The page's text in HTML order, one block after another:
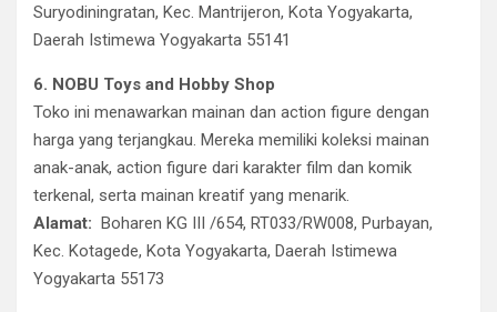
Suryodiningratan, Kec. Mantrijeron, Kota Yogyakarta,
Daerah Istimewa Yogyakarta 55141
6. NOBU Toys and Hobby Shop
Toko ini menawarkan mainan dan action figure dengan
harga yang terjangkau. Mereka memiliki koleksi mainan
anak-anak, action figure dari karakter film dan komik
terkenal, serta mainan kreatif yang menarik.
Alamat: Boharen KG III /654, RT033/RW008, Purbayan,
Kec. Kotagede, Kota Yogyakarta, Daerah Istimewa
Yogyakarta 55173